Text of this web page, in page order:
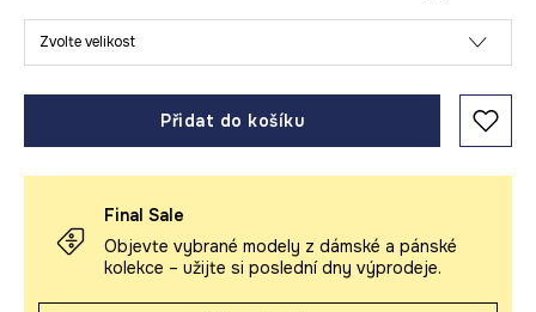
Zvolte velikost
Přidat do košíku
Final Sale
Objevte vybrané modely z dámské a pánské
kolekce – užijte si poslední dny výprodeje.